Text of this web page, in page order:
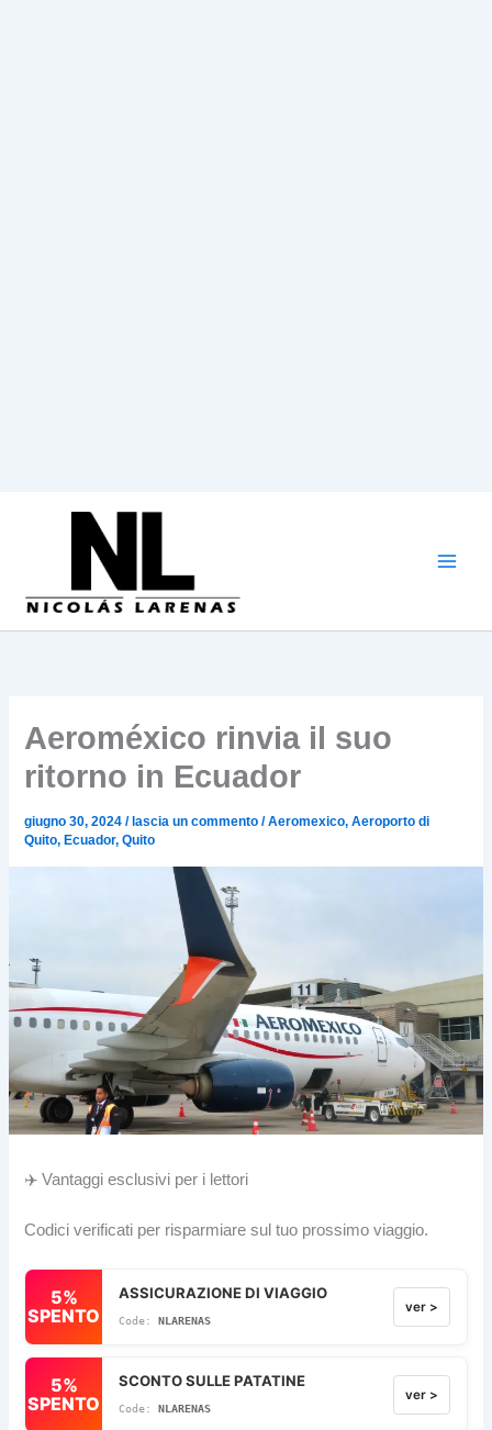
Aeroméxico rinvia il suo
ritorno in Ecuador
giugno 30, 2024/ lascia un commento /Aeromexico,Aeroporto di
Quito, Ecuador,Quito
✈️ Vantaggi esclusivi per i lettori
Codici verificati per risparmiare sul tuo prossimo viaggio.
5%
SPENTO
ASSICURAZIONE DI VIAGGIO
NLARENAS
ver >
5%
SPENTO
SCONTO SULLE PATATINE
NLARENAS
ver >